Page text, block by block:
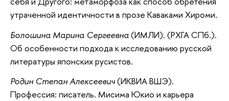
утраченной идентичности в прозе Каваками Хироми.
Болошина Марина Сергеевна(ИМЛИ). (РХГА СПб.).
Об особенности подхода к исследованию русской
литературы японских русистов.
Родин Степан Алексеевич(ИКВИА ВШЭ).
Профессия: писатель. Мисима Юкио и карьера